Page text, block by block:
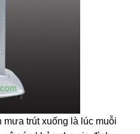
trút xuống là lúc muỗi